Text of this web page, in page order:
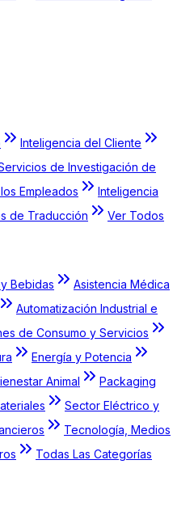
Inteligencia del Cliente
de Investigación de
Empleados
Inteligencia
de Traducción
Ver Todos
Bebidas
Asistencia Médica
Automatización Industrial e
de Consumo y Servicios
Energía y Potencia
Animal
Packaging
Sector Eléctrico y
Tecnología, Medios
Todas Las Categorías